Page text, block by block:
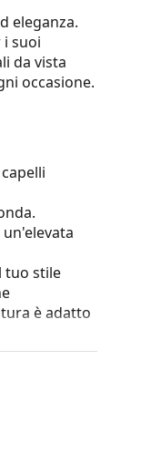
eleganza.
suoi
da vista
occasione.
tuo stile
è adatto